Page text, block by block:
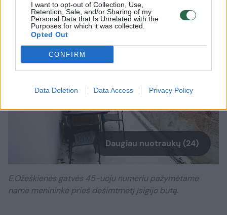
I want to opt-out of Collection, Use,
Retention, Sale, and/or Sharing of my
Personal Data that Is Unrelated with the
Purposes for which it was collected.
Opted Out
CONFIRM
Data Deletion Data Access Privacy Policy
Daugiau nuotraukų (24)
E.Ožeškienės gatvės 45-uoju numeriu pažymėtame
name menininkė prieš dešimtmetį įsigijo butą.